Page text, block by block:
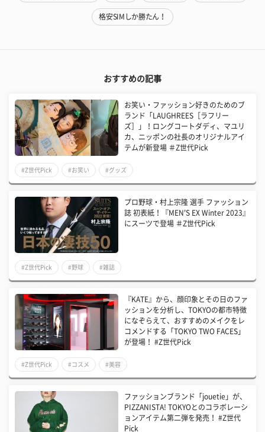
格安SIMしか勝たん！
おすすめの記事
お笑い・ファッション好きのためのブ
ランド「LAUGHREES［ラフリー
ズ］」！ロングコートダディ、マユリ
カ、ニッポンの社長のオリジナルアイ
テムが新登場 ＃Z世代Pick
#Z世代Pick #お笑い #グッズ
プロ野球・村上宗隆 選手 ファッション
誌 初表紙！『MEN'S EX Winter 2023』
にスーツで登場 ＃Z世代Pick
#Z世代Pick #野球 #雑誌
『KATE』から、顔印象とその日のファ
ッションを分析し、TOKYOの都市特徴
になぞらえて、おすすめのメイクをレ
コメンドする「TOKYO TWO FACES」
が登場！ #Z世代Pick
#Z世代Pick #コスメ #美容
ファッションブランド「jouetie」が、
PIZZANISTA! TOKYOとのコラボレーシ
ョンアイテム第二弾を発売！ #Z世代
Pick